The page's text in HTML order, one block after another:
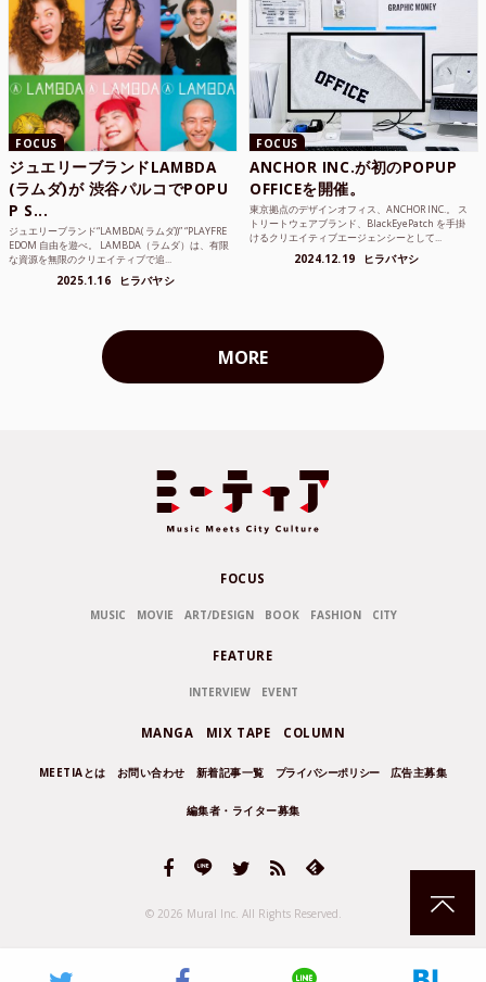
FOCUS
ジュエリーブランドLAMBDA
(ラムダ)が 渋谷パルコでPOPU
P S...
ジュエリーブランド“LAMBDA( ラムダ))” “PLAYFRE
EDOM 自由を遊べ。 LAMBDA（ラムダ）は、有限
な資源を無限のクリエイティブで追...
2025.1.16 ヒラバヤシ
FOCUS
ANCHOR INC.が初のPOPUP
OFFICEを開催。
東京拠点のデザインオフィス、ANCHOR INC.。 ス
トリートウェアブランド、BlackEyePatch を手掛
けるクリエイティブエージェンシーとして...
2024.12.19 ヒラバヤシ
MORE
FOCUS
MUSIC MOVIE ART/DESIGN BOOK FASHION CITY
FEATURE
INTERVIEW EVENT
MANGA MIX TAPE COLUMN
MEETIAとは お問い合わせ 新着記事一覧 プライバシーポリシー 広告主募集
編集者・ライター募集
© 2026 Mural Inc. All Rights Reserved.